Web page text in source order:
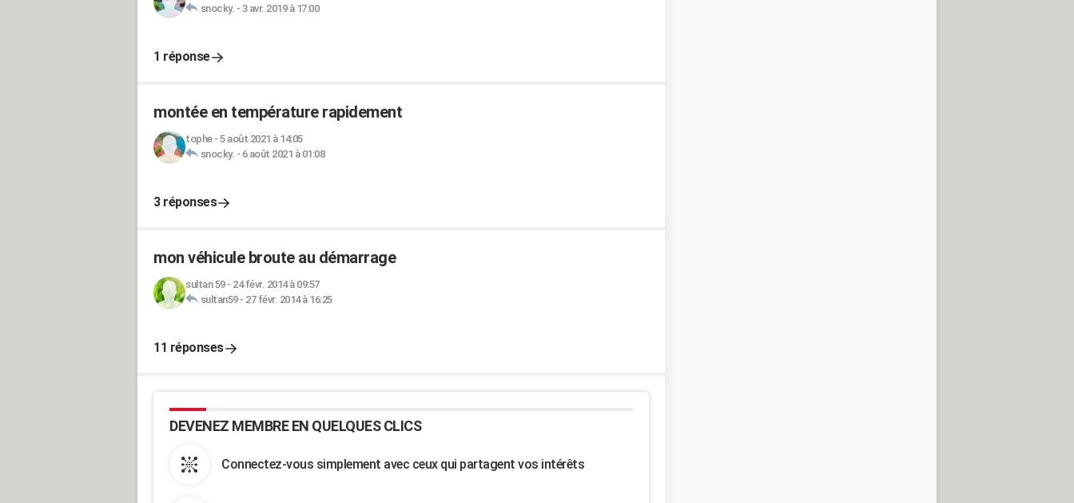
snocky. - 3 avr. 2019 à 17:00
1 réponse
montée en température rapidement
tophe- 5 août 2021 à 14:05
snocky. - 6 août 2021 à 01:08
3 réponses
mon véhicule broute au démarrage
sultan 59- 24 févr. 2014 à 09:57
sultan59- 27 févr. 2014 à 16:25
11 réponses
DEVENEZ MEMBRE EN QUELQUES CLICS
Connectez-vous simplement avec ceux qui partagent vos intérêts